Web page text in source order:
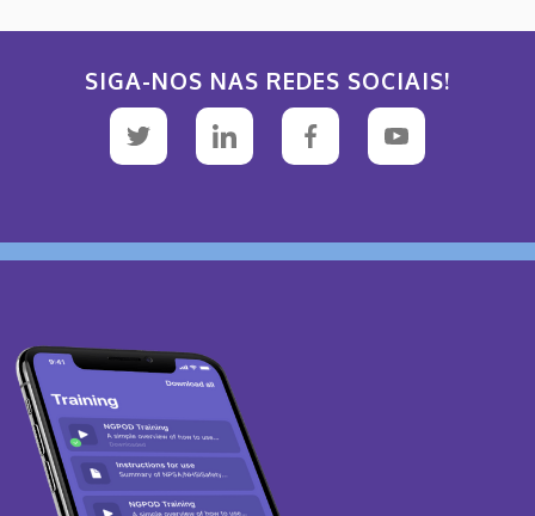
SIGA-NOS NAS REDES SOCIAIS!